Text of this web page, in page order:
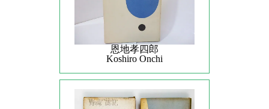
恩地孝四郎
Koshiro Onchi